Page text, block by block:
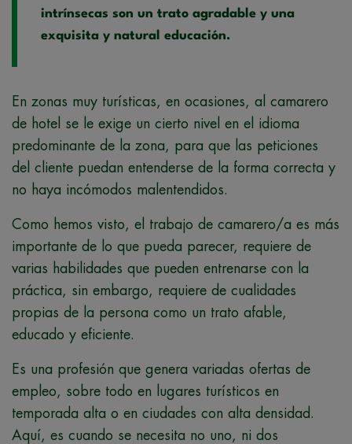
intrínsecas son un trato agradable y una
exquisita y natural educación.
En zonas muy turísticas, en ocasiones, al camarero
de hotel se le exige un cierto nivel en el idioma
predominante de la zona, para que las peticiones
del cliente puedan entenderse de la forma correcta y
no haya incómodos malentendidos.
Como hemos visto, el trabajo de camarero/a es más
importante de lo que pueda parecer, requiere de
varias habilidades que pueden entrenarse con la
práctica, sin embargo, requiere de cualidades
propias de la persona como un trato afable,
educado y eficiente.
Es una profesión que genera variadas ofertas de
empleo, sobre todo en lugares turísticos en
temporada alta o en ciudades con alta densidad.
Aquí, es cuando se necesita no uno, ni dos